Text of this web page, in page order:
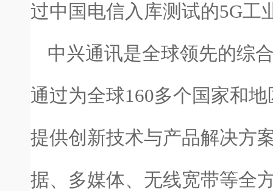
过中国电信入库测试的5G工
中兴通讯是全球领先的综
通过为全球160多个国家和
提供创新技术与产品解决方
据、多媒体、无线宽带等全